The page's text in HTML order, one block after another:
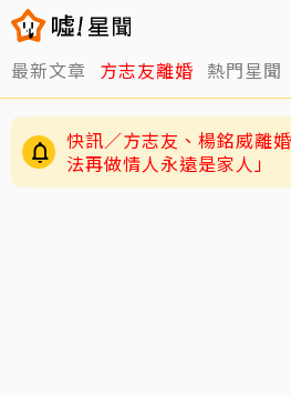
最新文章 方志友離婚 熱門星聞
12年婚姻走到盡頭早有跡
去婚姻裂痕一次看
快訊／方志友、楊銘威離
法再做情人永遠是家人」